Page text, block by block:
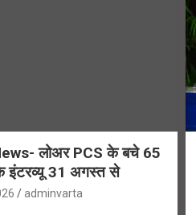
लोअर PCS के बचे 65
इंटरव्यू 31 अगस्त से
adminvarta